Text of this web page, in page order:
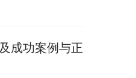
成功案例与正